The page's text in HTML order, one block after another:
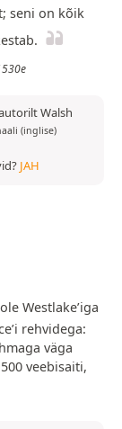
seni on kõik
Walsh
(inglise)
JAH
Westlake’iga
rehvidega:
väga
veebisaiti,